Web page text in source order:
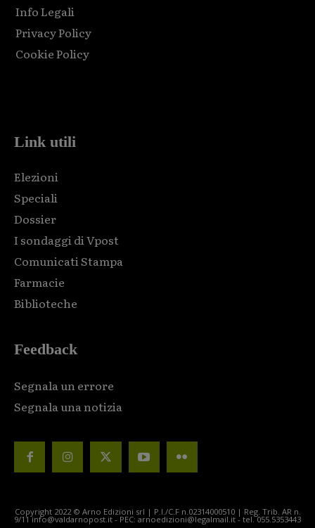
Info Legali
Privacy Policy
Cookie Policy
Link utili
Elezioni
Speciali
Dossier
I sondaggi di Vpost
Comunicati Stampa
Farmacie
Biblioteche
Feedback
Segnala un errore
Segnala una notizia
Copyright 2022 © Arno Edizioni srl | P.I./C.F n.02314000510 | Reg. Trib. AR n.
9/11 info@valdarnopost.it - PEC: arnoedizioni@legalmail.it - tel. 055.5353443